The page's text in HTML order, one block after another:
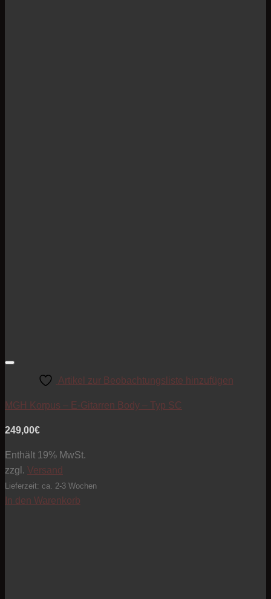
Artikel zur Beobachtungsliste hinzufügen
MGH Korpus – E-Gitarren Body – Typ SC
249,00€
Enthält 19% MwSt.
zzgl. Versand
Lieferzeit: ca. 2-3 Wochen
In den Warenkorb